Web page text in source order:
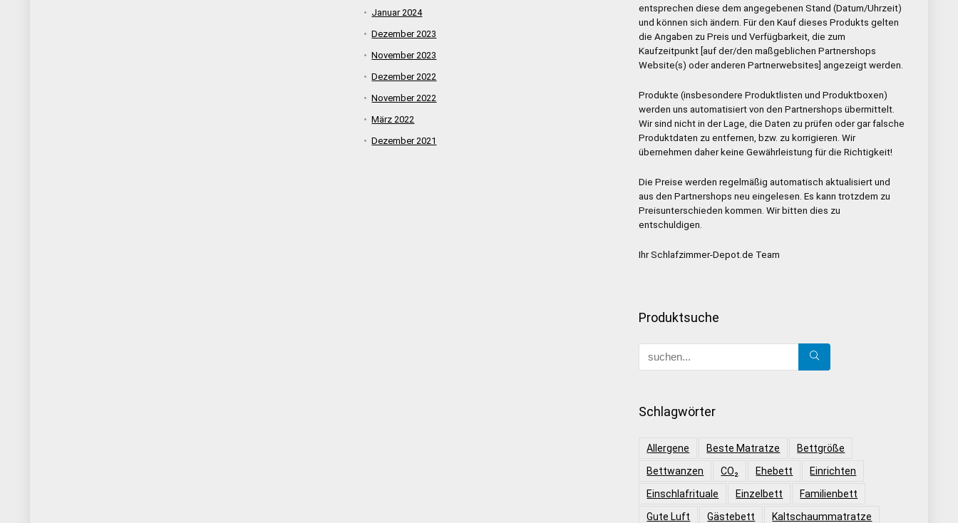
Januar 2024
Dezember 2023
November 2023
Dezember 2022
November 2022
März 2022
Dezember 2021
entsprechen diese dem angegebenen Stand (Datum/Uhrzeit)
und können sich ändern. Für den Kauf dieses Produkts gelten
die Angaben zu Preis und Verfügbarkeit, die zum
Kaufzeitpunkt [auf der/den maßgeblichen Partnershops
Website(s) oder anderen Partnerwebsites] angezeigt werden.
Produkte (insbesondere Produktlisten und Produktboxen)
werden uns automatisiert von den Partnershops übermittelt.
Wir sind nicht in der Lage, die Daten zu prüfen oder gar falsche
Produktdaten zu entfernen, bzw. zu korrigieren. Wir
übernehmen daher keine Gewährleistung für die Richtigkeit!
Die Preise werden regelmäßig automatisch aktualisiert und
aus den Partnershops neu eingelesen. Es kann trotzdem zu
Preisunterschieden kommen. Wir bitten dies zu
entschuldigen.
Ihr Schlafzimmer-Depot.de Team
Produktsuche
Schlagwörter
Allergene Beste Matratze
Bettgröße
Bettwanzen
CO₂ Ehebett
Einrichten
Einschlafrituale
Einzelbett
Familienbett
Gute Luft
Gästebett
Kaltschaummatratze